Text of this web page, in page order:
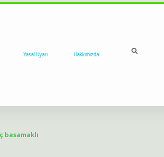
Yasal Uyarı Hakkımızda
basamaklı